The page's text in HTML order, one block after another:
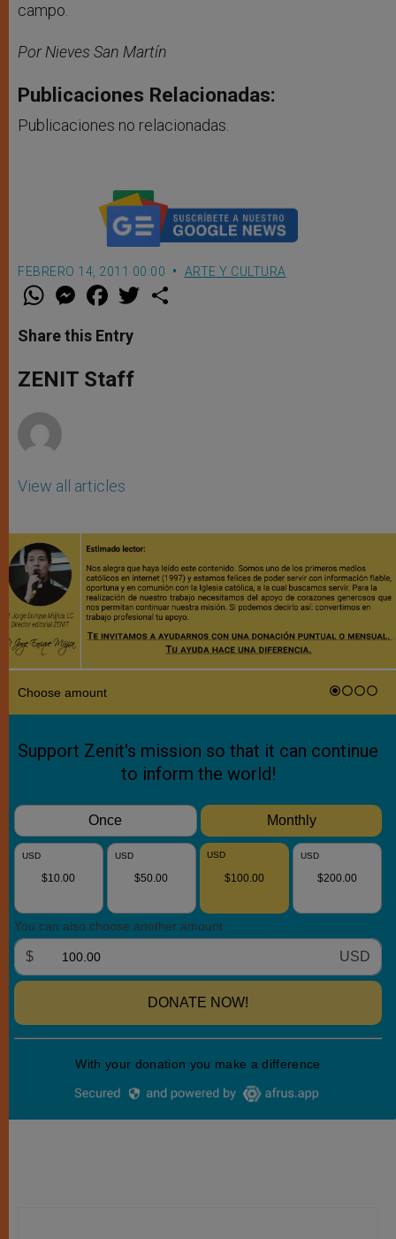
campo.
Por Nieves San Martín
Publicaciones Relacionadas:
Publicaciones no relacionadas.
FEBRERO 14, 2011 00:00 ARTE Y CULTURA
W
t
s
p
p
M
e
s
e
g
e
F
a
e
b
o
k
w
Share this Entry
ZENIT Staff
View all articles